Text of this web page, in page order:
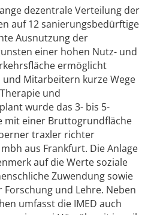
dezentrale Verteilung der
auf 12 sanierungsbedürftige
Ausnutzung der
einer hohen Nutz- und
ermöglicht
Mitarbeitern kurze Wege
und
wurde das 3- bis 5-
mit einer Bruttogrundfläche
traxler richter
aus Frankfurt. Die Anlage
auf die Werte soziale
Zuwendung sowie
und Lehre. Neben
umfasst die IMED auch